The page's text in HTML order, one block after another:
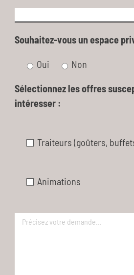
Souhaitez-vous un espace
Oui Non
Sélectionnez les offres
intéresser :
Traiteurs (goûters,
Animations